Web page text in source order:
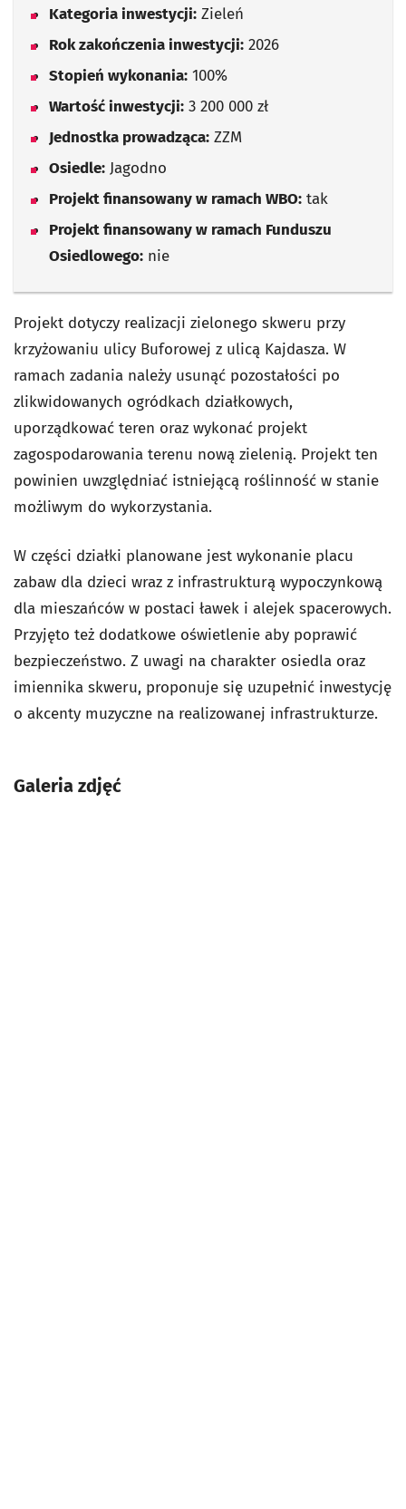
Kategoria inwestycji: Zieleń
Rok zakończenia inwestycji: 2026
Stopień wykonania: 100%
Wartość inwestycji: 3 200 000 zł
Jednostka prowadząca: ZZM
Osiedle: Jagodno
Projekt finansowany w ramach WBO: tak
Projekt finansowany w ramach Funduszu
Osiedlowego: nie
Projekt dotyczy realizacji zielonego skweru przy
krzyżowaniu ulicy Buforowej z ulicą Kajdasza. W
ramach zadania należy usunąć pozostałości po
zlikwidowanych ogródkach działkowych,
uporządkować teren oraz wykonać projekt
zagospodarowania terenu nową zielenią. Projekt ten
powinien uwzględniać istniejącą roślinność w stanie
możliwym do wykorzystania.
W części działki planowane jest wykonanie placu
zabaw dla dzieci wraz z infrastrukturą wypoczynkową
dla mieszańców w postaci ławek i alejek spacerowych.
Przyjęto też dodatkowe oświetlenie aby poprawić
bezpieczeństwo. Z uwagi na charakter osiedla oraz
imiennika skweru, proponuje się uzupełnić inwestycję
o akcenty muzyczne na realizowanej infrastrukturze.
Galeria zdjęć